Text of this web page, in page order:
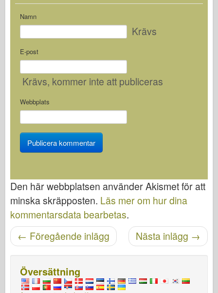
Namn
Krävs
E-post
Krävs, kommer inte att publiceras
Webbplats
Den här webbplatsen använder Akismet för att
minska skräpposten. Läs mer om hur dina
kommentarsdata bearbetas.
Posta navigering Nästa inlägg →
← Föregående inlägg
Översättning